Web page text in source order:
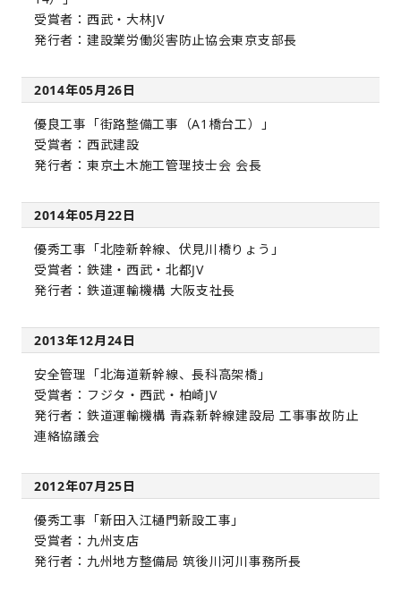
受賞者：西武・大林JV
発行者：建設業労働災害防止協会東京支部長
2014年05月26日
優良工事「街路整備工事（A1橋台工）」
受賞者：西武建設
発行者：東京土木施工管理技士会 会長
2014年05月22日
優秀工事「北陸新幹線、伏見川橋りょう」
受賞者：鉄建・西武・北都JV
発行者：鉄道運輸機構 大阪支社長
2013年12月24日
安全管理「北海道新幹線、長科高架橋」
受賞者：フジタ・西武・柏崎JV
発行者：鉄道運輸機構 青森新幹線建設局 工事事故防止
連絡協議会
2012年07月25日
優秀工事「新田入江樋門新設工事」
受賞者：九州支店
発行者：九州地方整備局 筑後川河川事務所長